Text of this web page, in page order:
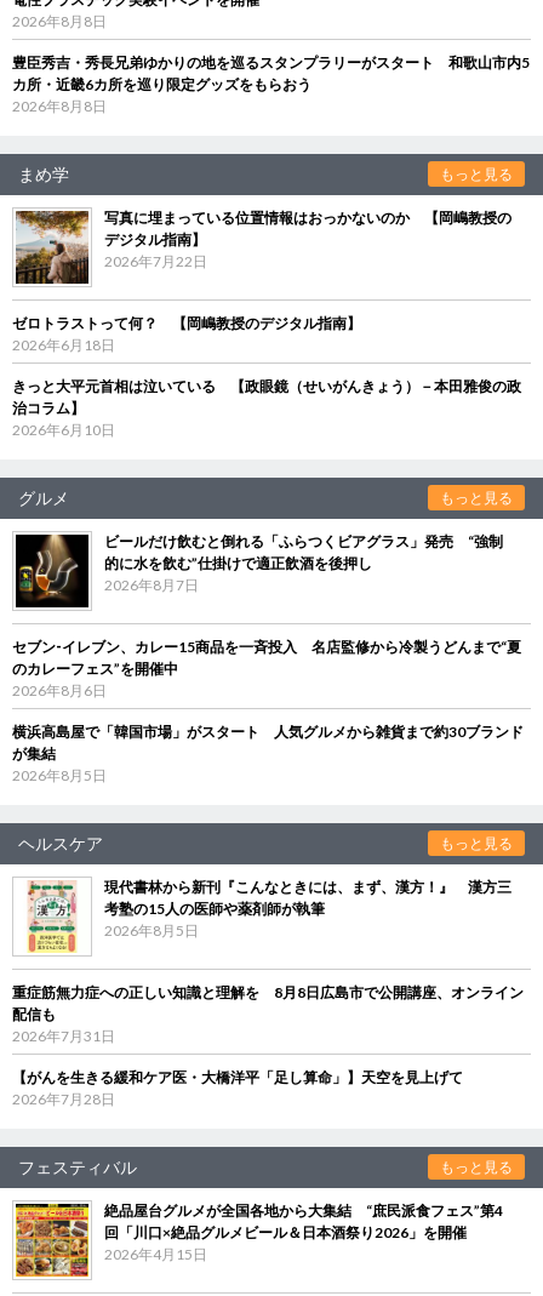
2026年8月8日
豊臣秀吉・秀長兄弟ゆかりの地を巡るスタンプラリーがスタート 和歌山市内5
カ所・近畿6カ所を巡り限定グッズをもらおう
2026年8月8日
まめ学 もっと見る
写真に埋まっている位置情報はおっかないのか 【岡嶋教授の
デジタル指南】
2026年7月22日
ゼロトラストって何？ 【岡嶋教授のデジタル指南】
2026年6月18日
きっと大平元首相は泣いている 【政眼鏡（せいがんきょう）－本田雅俊の政
治コラム】
2026年6月10日
グルメ もっと見る
ビールだけ飲むと倒れる「ふらつくビアグラス」発売 “強制
的に水を飲む”仕掛けで適正飲酒を後押し
2026年8月7日
セブン‐イレブン、カレー15商品を一斉投入 名店監修から冷製うどんまで“夏
のカレーフェス”を開催中
2026年8月6日
横浜高島屋で「韓国市場」がスタート 人気グルメから雑貨まで約30ブランド
が集結
2026年8月5日
ヘルスケア もっと見る
現代書林から新刊『こんなときには、まず、漢方！』 漢方三
考塾の15人の医師や薬剤師が執筆
2026年8月5日
重症筋無力症への正しい知識と理解を 8月8日広島市で公開講座、オンライン
配信も
2026年7月31日
【がんを生きる緩和ケア医・大橋洋平「足し算命」】天空を見上げて
2026年7月28日
フェスティバル もっと見る
絶品屋台グルメが全国各地から大集結 “庶民派食フェス”第4
回「川口×絶品グルメビール＆日本酒祭り2026」を開催
2026年4月15日